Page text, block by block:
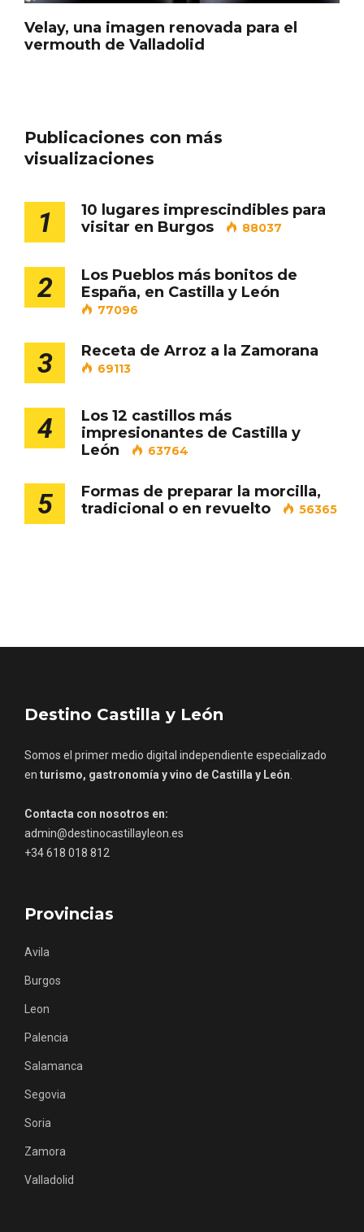
Velay, una imagen renovada para el
vermouth de Valladolid
Publicaciones con más
visualizaciones
1
10 lugares imprescindibles para
visitar en Burgos
88037
2
Los Pueblos más bonitos de
España, en Castilla y León
77096
3 Receta de Arroz a la Zamorana
69113
4
Los 12 castillos más
impresionantes de Castilla y
León
63764
5
Formas de preparar la morcilla,
tradicional o en revuelto
56365
Destino Castilla y León
Somos el primer medio digital independiente especializado
en turismo, gastronomía y vino de Castilla y León
Contacta con nosotros en:
admin@destinocastillayleon.es
+34 618 018 812
Provincias
Avila
Burgos
Leon
Palencia
Salamanca
Segovia
Soria
Zamora
Valladolid
Porrón de Citas de 2026 en Moradillo de
Roa
Roa